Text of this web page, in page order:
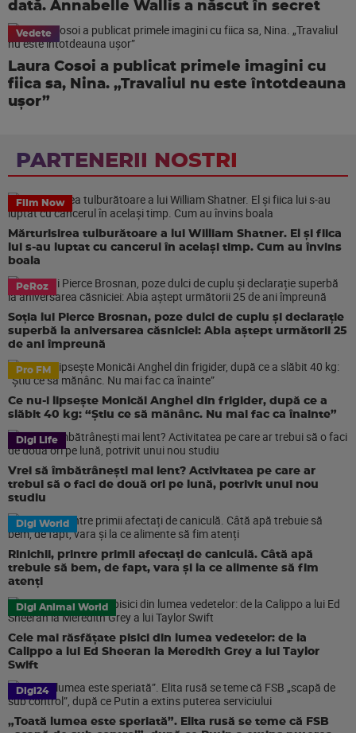
dată. Annabelle Wallis a născut în secret
Vedete
Laura Cosoi a publicat primele imagini cu
fiica sa, Nina. „Travaliul nu este întotdeauna
ușor”
PARTENERII NOSTRI
Film Now
Mărturisirea tulburătoare a lui William Shatner. El și fiica
lui s-au luptat cu cancerul în același timp. Cum au învins
boala
PeRoz
Soția lui Pierce Brosnan, poze dulci de cuplu și declarație
superbă la aniversarea căsniciei: Abia aștept următorii 25
de ani împreună
Pro FM
Ce nu-i lipsește Monicăi Anghel din frigider, după ce a
slăbit 40 kg: “Știu ce să mănânc. Nu mai fac ca înainte”
Digi Life
Vrei să îmbătrânești mai lent? Activitatea pe care ar
trebui să o faci de două ori pe lună, potrivit unui nou
studiu
Digi World
Rinichii, printre primii afectați de caniculă. Câtă apă
trebuie să bem, de fapt, vara și la ce alimente să fim
atenți
Digi Animal World
Cele mai răsfățate pisici din lumea vedetelor: de la
Calippo a lui Ed Sheeran la Meredith Grey a lui Taylor
Swift
Digi24
„Toată lumea este speriată”. Elita rusă se teme că FSB